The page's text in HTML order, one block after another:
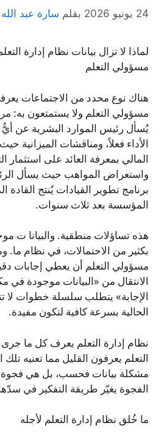
24 يونيو 2026 بقلم سارة عبد الله
لماذا لا تزال بيانات نظام إدارة
مسؤولي التعلم
هناك نوع محدد من الاجتماعات
مسؤولي التعلم ولا يستمتعون به:
يُسأل رئيس الموارد البشرية عن
الأداء فعلاً، ومناقشات الميزانية
المالي بمعرفة العائد على استثمار
واستعراض المواهب حيث يسأل
برنامج تطوير القيادات يُنتج القادة
المؤسسة بعد ثلاث سنوات.
هذه تساؤلات منطقية. والبيانا ت
بكثير من الاحتمالات، في نظام ما.
مسؤولي التعلم أن يعطي إجابات
الانتقال من «البيانات موجودة في
الإجابة» يتطلب سلسلة خطوات لا
الحالية بسرعة كافية لتكون مفيدة.
نظام إدارة التعلم يعرف كل ما
التعلم يعرفون القليل مما تعنيه
مشكلة بيانات فحسب، بل هي
الفجوة يغيّر طريقة التفكير في
ما خُلق نظام إدارة التعلم لأجله